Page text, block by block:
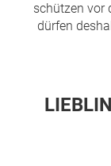
schützen vor
dürfen